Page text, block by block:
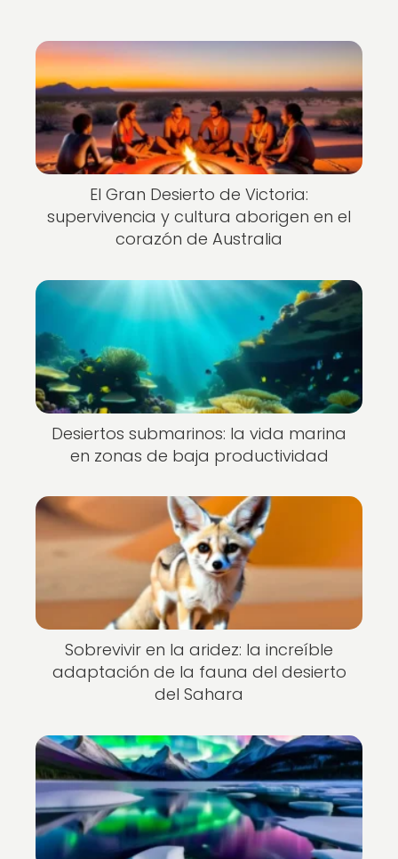
El Gran Desierto de Victoria:
supervivencia y cultura aborigen en el
corazón de Australia
Desiertos submarinos: la vida marina
en zonas de baja productividad
Sobrevivir en la aridez: la increíble
adaptación de la fauna del desierto
del Sahara